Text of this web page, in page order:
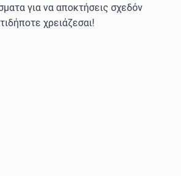
για να αποκτήσεις σχεδόν
χρειάζεσαι!